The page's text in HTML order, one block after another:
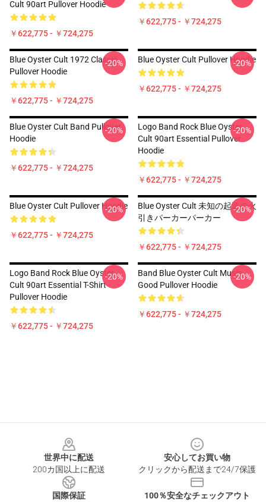
Cult 90art Pullover Hoodie
￥622,775 - ￥724,275
￥622,775 - ￥724,275
Blue Oyster Cult 1972 Classic
Pullover Hoodie
￥622,775 - ￥724,275
-20% Blue Oyster Cult Pullover Hoodie
￥622,775 - ￥724,275
-20%
Blue Oyster Cult Band Pullover
Hoodie
￥622,775 - ￥724,275
-20%
Logo Band Rock Blue Oyster
Cult 90art Essential Pullover
Hoodie
￥622,775 - ￥724,275
-20%
Blue Oyster Cult Pullover Hoodie
￥622,775 - ￥724,275
-20%
Blue Oyster Cult 未知の起源の火
引きパーカーパーカー
￥622,775 - ￥724,275
-20%
Logo Band Rock Blue Oyster
Cult 90art Essential T-Shirt
Pullover Hoodie
￥622,775 - ￥724,275
-20%
Band Blue Oyster Cult Music
Good Pullover Hoodie
￥622,775 - ￥724,275
-20%
世界中に配送
200カ国以上に配送
安心してお買い物
クリックから配送まで24/7保護
国際保証
100％安全なチェックアウト